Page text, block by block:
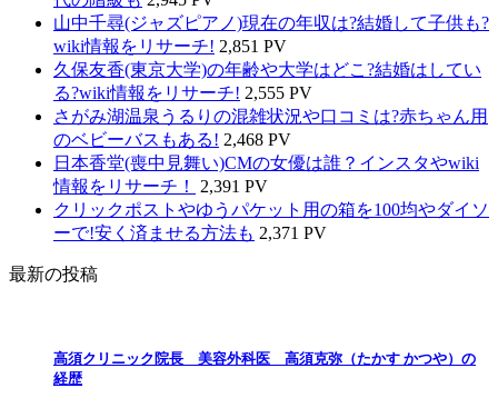
山中千尋(ジャズピアノ)現在の年収は?結婚して子供も?
wiki情報をリサーチ! 2,851 PV
久保友香(東京大学)の年齢や大学はどこ?結婚はしてい
る?wiki情報をリサーチ! 2,555 PV
さがみ湖温泉うるりの混雑状況や口コミは?赤ちゃん用
のベビーバスもある! 2,468 PV
日本香堂(喪中見舞い)CMの女優は誰？インスタやwiki
情報をリサーチ！
2,391 PV
クリックポストやゆうパケット用の箱を100均やダイソ
ーで!安く済ませる方法も 2,371 PV
最新の投稿
高須クリニック院長 美容外科医 高須克弥（たかす かつや）の
経歴